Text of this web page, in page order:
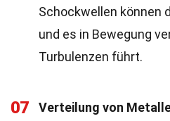
Schockwellen können
und es in Bewegung
Turbulenzen führt.
07 Verteilung von